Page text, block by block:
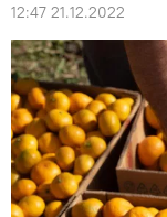
12:47 21.12.2022